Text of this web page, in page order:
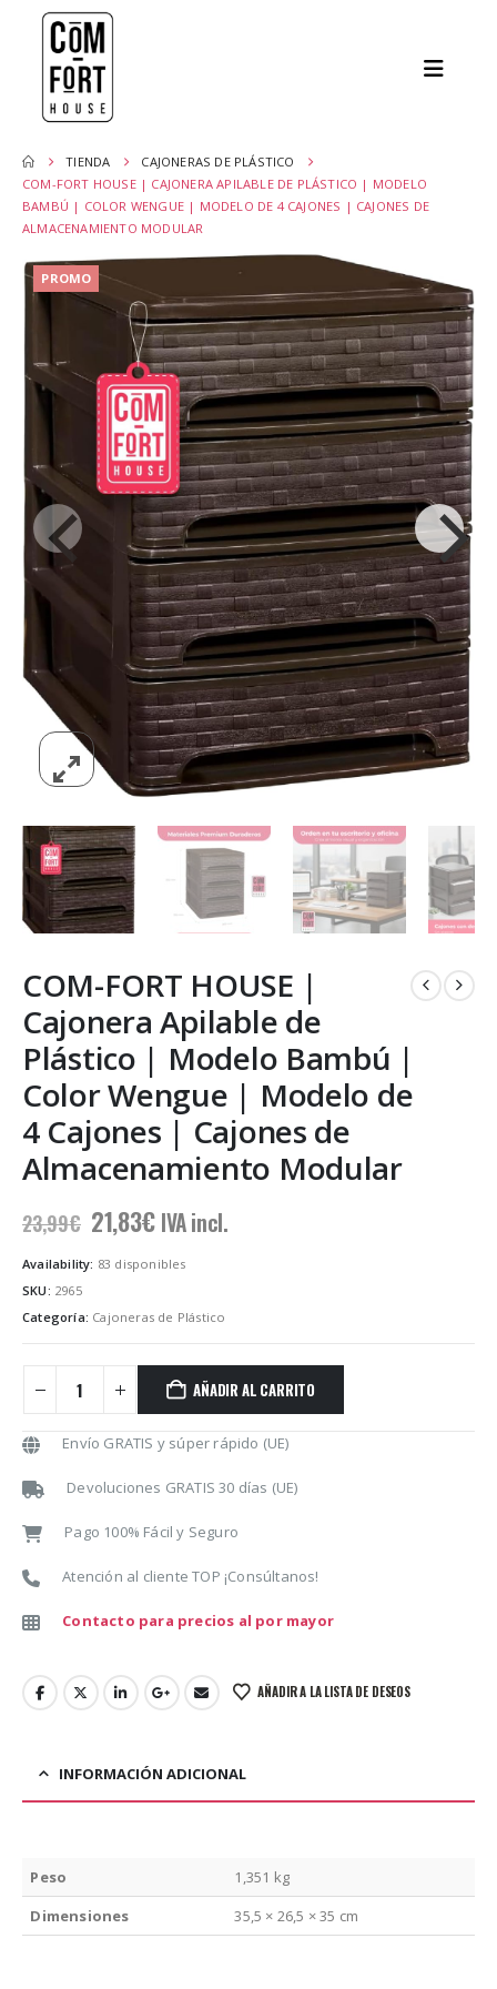
TIENDA
CAJONERAS DE PLÁSTICO
COM-FORT HOUSE | CAJONERA APILABLE DE PLÁSTICO | MODELO
BAMBÚ | COLOR WENGUE | MODELO DE 4 CAJONES | CAJONES DE
ALMACENAMIENTO MODULAR
PROMO
COM-FORT HOUSE |
Cajonera Apilable de
Plástico | Modelo Bambú |
Color Wengue | Modelo de
4 Cajones | Cajones de
Almacenamiento Modular
23,99€ El
precio
original
23,99€.
21,83€El
precio
actual
21,83€.
IVA incl.
Availability: 83 disponibles
SKU: 2965
Categoría: Cajoneras de Plástico
AÑADIR AL CARRITO
Envío GRATIS y súper rápido (UE)
Devoluciones GRATIS 30 días (UE)
Pago 100% Fácil y Seguro
Atención al cliente TOP ¡Consúltanos!
Contacto para precios al por mayor
AÑADIR A LA LISTA DE DESEOS
INFORMACIÓN ADICIONAL
Peso
1,351 kg
Dimensiones
35,5 × 26,5 × 35 cm